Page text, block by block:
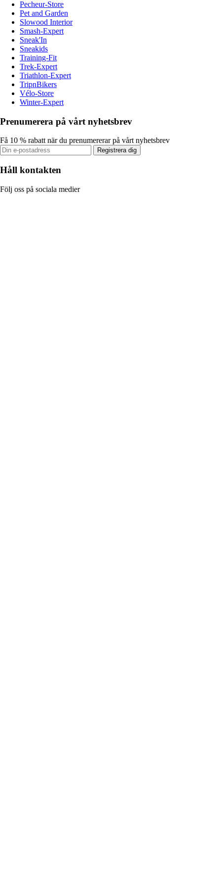
Pecheur-Store
Pet and Garden
Slowood Interior
Smash-Expert
Sneak'In
Sneakids
Training-Fit
Trek-Expert
Triathlon-Expert
TripnBikers
Vélo-Store
Winter-Expert
Prenumerera på vårt nyhetsbrev
Få 10 % rabatt när du prenumererar på vårt nyhetsbrev
Registrera dig
Håll kontakten
Följ oss på sociala medier